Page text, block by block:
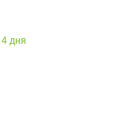
4дня